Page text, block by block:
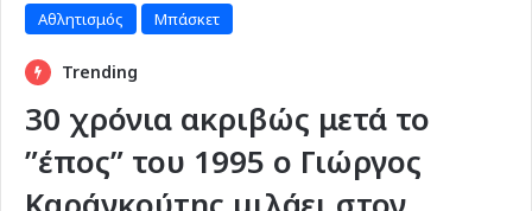
Αθλητισμός Μπάσκετ
Trending
30 χρόνια ακριβώς μετά το
”έπος” του 1995 ο Γιώργος